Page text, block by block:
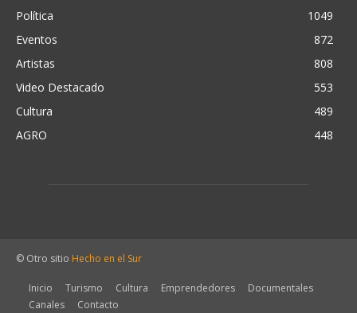
Política
1049
Eventos
872
Artistas
808
Video Destacado
553
Cultura
489
AGRO
448
© Otro sitio Hecho en el Sur
Inicio Turismo Cultura Emprendedores
Documentales
Canales
Contacto